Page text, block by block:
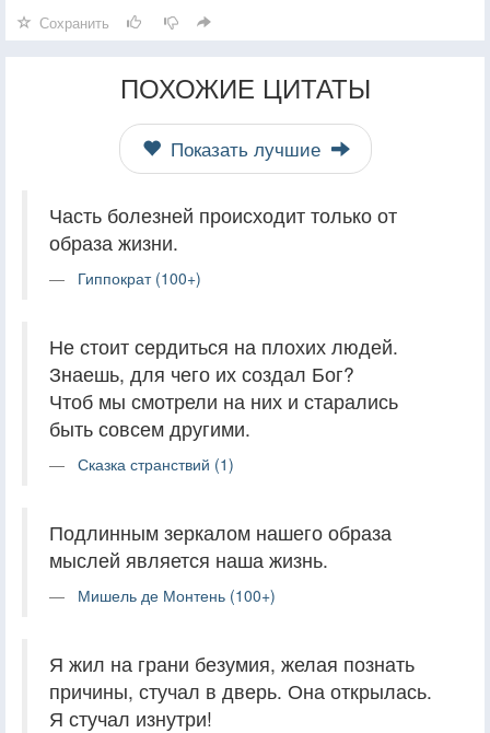
Сохранить
ПОХОЖИЕ ЦИТАТЫ
Показать лучшие
Часть болезней происходит только от
образа жизни.
Гиппократ (100+)
Не стоит сердиться на плохих людей.
Знаешь, для чего их создал Бог?
Чтоб мы смотрели на них и старались
быть совсем другими.
Сказка странствий (1)
Подлинным зеркалом нашего образа
мыслей является наша жизнь.
Мишель де Монтень (100+)
Я жил на грани безумия, желая познать
причины, стучал в дверь. Она открылась.
Я стучал изнутри!